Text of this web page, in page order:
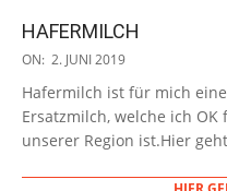
HAFERMILCH
2019-
02
ON: 2. JUNI 2019
Hafermilch ist für mich
Ersatzmilch, welche ich OK
unserer Region ist.Hier